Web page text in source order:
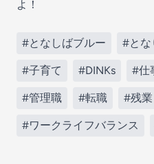
よ！
#となしばブルー #とな
#子育て #DINKs #仕
#管理職 #転職 #残業
#ワークライフバランス